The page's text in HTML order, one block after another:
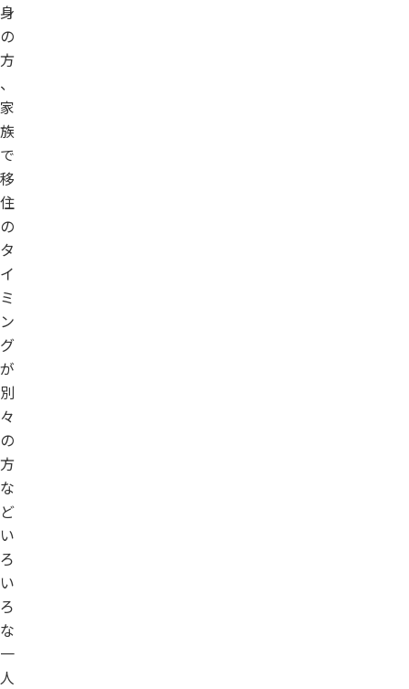
身
の
方
、
家
族
で
移
住
の
タ
イ
ミ
ン
グ
が
別
々
の
方
な
ど
い
ろ
い
ろ
な
一
人